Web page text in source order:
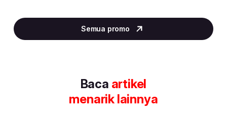
4
of
Semua promo
Baca artikel
menarik lainnya